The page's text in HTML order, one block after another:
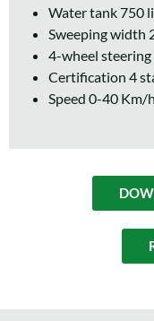
Water tank 750
Sweeping width
4-wheel steering
Certification 4
Speed 0-40 Km/h